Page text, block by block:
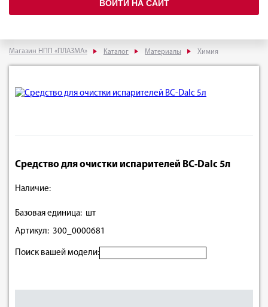
ВОЙТИ НА САЙТ
Магазин НПП «ПЛАЗМА» Каталог Материалы Химия
Средство для очистки испарителей BC-Dalc 5л
Наличие:
Базовая единица: шт
Артикул: 300_0000681
Поиск вашей модели: